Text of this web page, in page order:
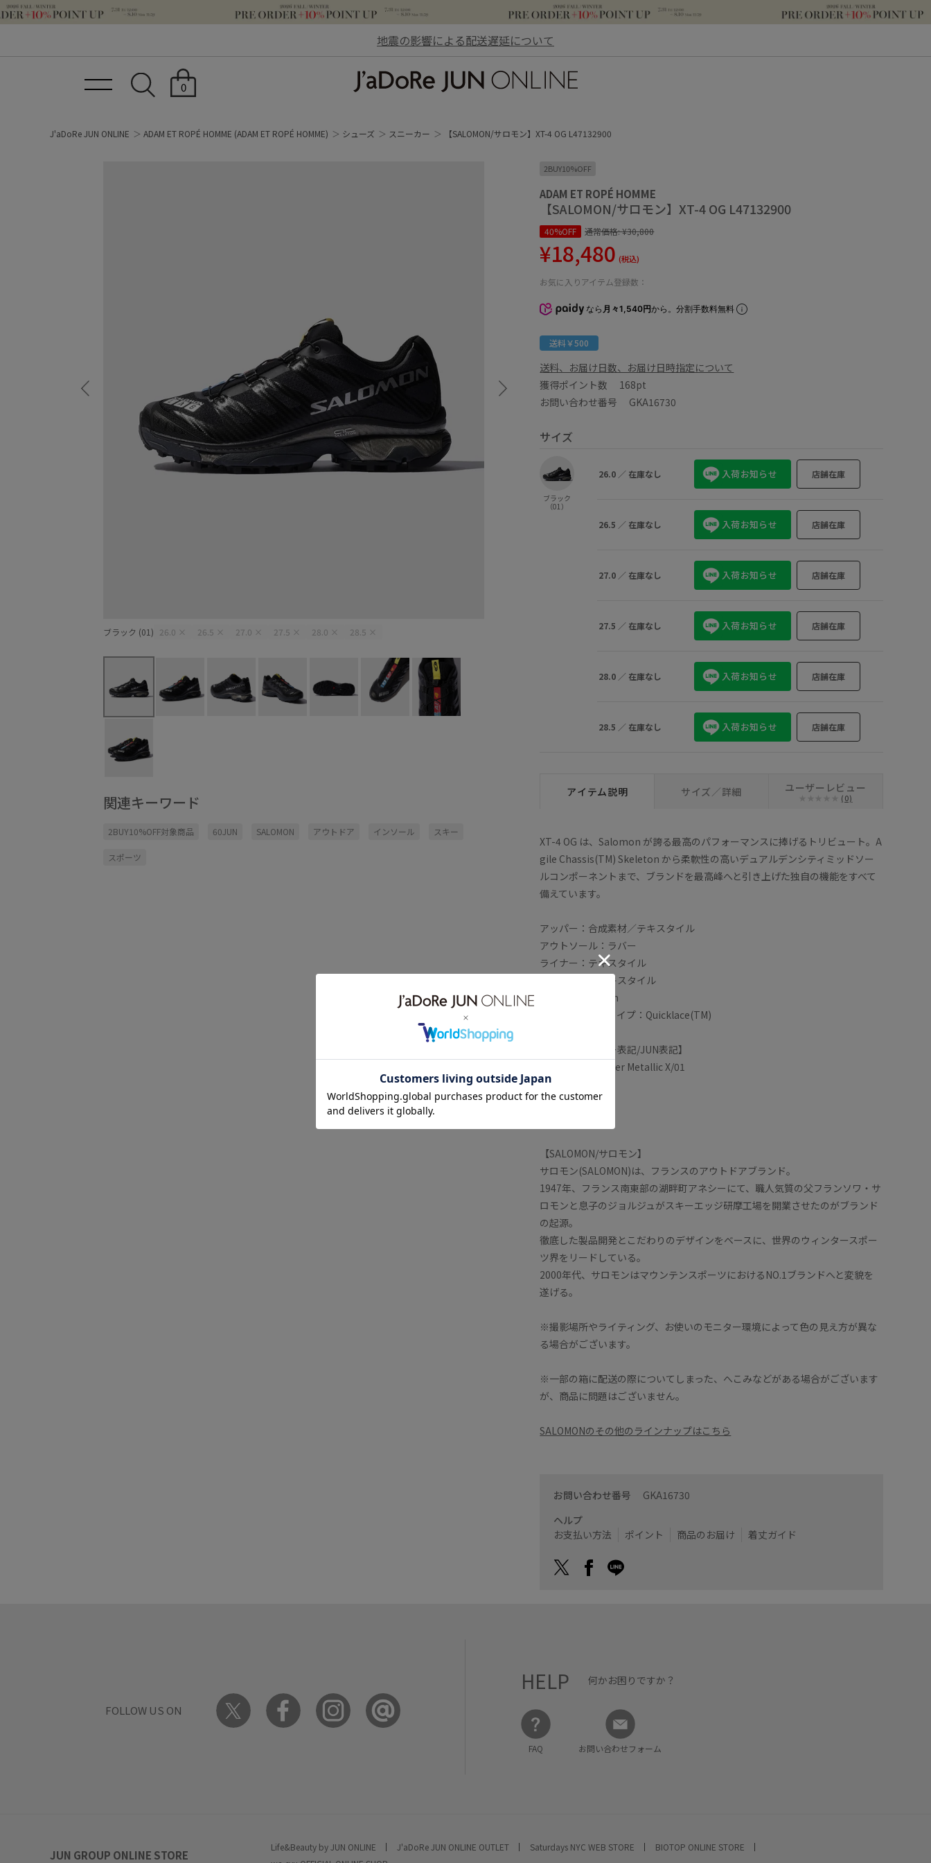
地震の影響による配送遅延について
0
J'aDoRe JUN ONLINE ADAM ET ROPÉ HOMME (ADAM ET ROPÉ HOMME) シューズ スニーカー 【SALOMON/サロモン】XT-4 OG L47132900
ブラック (01) 26.0 × 26.5 × 27.0 × 27.5 × 28.0 × 28.5 ×
関連キーワード
2BUY10%OFF対象商品 60JUN SALOMON アウトドア インソール スキー
スポーツ
2BUY10%OFF
ADAM ET ROPÉ HOMME
【SALOMON/サロモン】XT-4 OG L47132900
40%OFF 通常価格:¥30,800
¥18,480 (税込)
お気に入りアイテム登録数：
なら 月々1,540円から。分割手数料無料
送料￥500
送料、お届け日数、お届け日時指定について
獲得ポイント数 168pt
お問い合わせ番号 GKA16730
サイズ
ブラック
（01）
26.0 ／ 在庫なし 入荷お知らせ 店舗在庫
26.5 ／ 在庫なし 入荷お知らせ 店舗在庫
27.0 ／ 在庫なし 入荷お知らせ 店舗在庫
27.5 ／ 在庫なし 入荷お知らせ 店舗在庫
28.0 ／ 在庫なし 入荷お知らせ 店舗在庫
28.5 ／ 在庫なし 入荷お知らせ 店舗在庫
アイテム説明 サイズ／詳細 ユーザーレビュー
(0)
XT-4 OG は、Salomon が誇る最高のパフォーマンスに捧げるトリビュート。A
gile Chassis(TM) Skeleton から柔軟性の高いデュアルデンシティミッドソー
ルコンポーネントまで、ブランドを最高峰へと引き上げた独自の機能をすべて
備えています。
アッパー：合成素材／テキスタイル
アウトソール：ラバー
ライナー：テキスタイル
インソール：テキスタイル
ドロップ：10mm
シューレースのタイプ：Quicklace(TM)
【メーカーカラー表記/JUN表記】
Black Ebony Silver Metallic X/01
【メーカー型番】
【SALOMON/サロモン】
サロモン(SALOMON)は、フランスのアウトドアブランド。
1947年、フランス南東部の湖畔町アネシーにて、職人気質の父フランソワ・サ
ロモンと息子のジョルジュがスキーエッジ研摩工場を開業させたのがブランド
の起源。
徹底した製品開発とこだわりのデザインをベースに、世界のウィンタースポー
ツ界をリードしている。
2000年代、サロモンはマウンテンスポーツにおけるNO.1ブランドへと変貌を
遂げる。
※撮影場所やライティング、お使いのモニター環境によって色の見え方が異な
る場合がございます。
※一部の箱に配送の際についてしまった、へこみなどがある場合がございます
が、商品に問題はございません。
SALOMONのその他のラインナップはこちら
お問い合わせ番号 GKA16730
ヘルプ
お支払い方法
ポイント 商品のお届け 着丈ガイド
FOLLOW US ON
HELP 何かお困りですか？
FAQ お問い合わせフォーム
JUN GROUP ONLINE STORE
Life&Beauty by JUN ONLINE J'aDoRe JUN ONLINE OUTLET Saturdays NYC WEB STORE
BIOTOP ONLINE STORE